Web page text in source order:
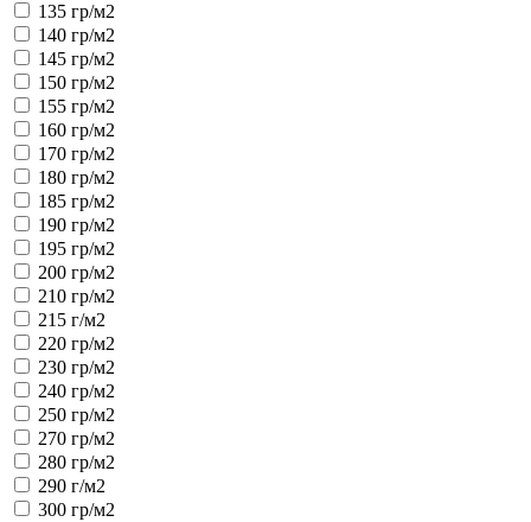
135 гр/м2
140 гр/м2
145 гр/м2
150 гр/м2
155 гр/м2
160 гр/м2
170 гр/м2
180 гр/м2
185 гр/м2
190 гр/м2
195 гр/м2
200 гр/м2
210 гр/м2
215 г/м2
220 гр/м2
230 гр/м2
240 гр/м2
250 гр/м2
270 гр/м2
280 гр/м2
290 г/м2
300 гр/м2